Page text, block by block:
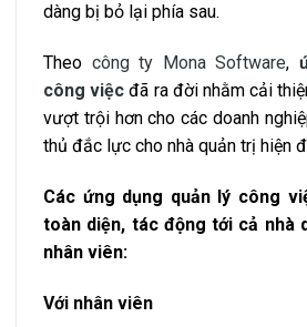
dàng bị bỏ lại phía sau.
Theo công ty Mona Software,
công việc đã ra đời nhằm cải
vượt trội hơn cho các doanh
thủ đắc lực cho nhà quản trị hiện
Các ứng dụng quản lý công
toàn diện, tác động tới cả nhà
nhân viên:
Với nhân viên